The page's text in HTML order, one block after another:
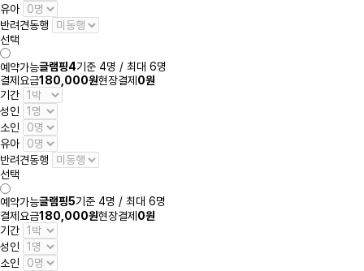
유아
반려견동행
선택
예약가능글램핑4기준 4명 / 최대 6명
결제요금180,000원현장결제 0원
기간
성인
소인
유아
반려견동행
선택
예약가능글램핑5기준 4명 / 최대 6명
결제요금180,000원현장결제 0원
기간
성인
소인